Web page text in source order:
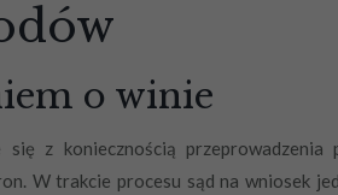
o winie
się z koniecznością
W trakcie procesu sąd na wniosek